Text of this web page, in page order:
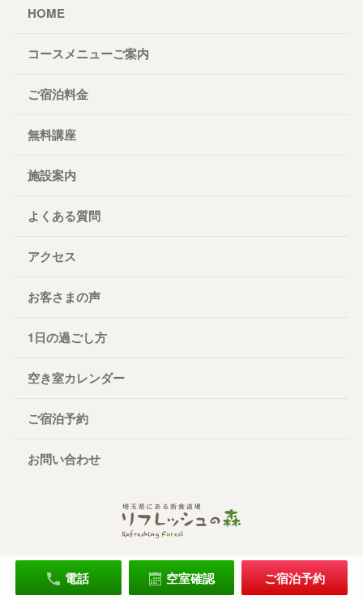
HOME
コースメニューご案内
ご宿泊料金
無料講座
施設案内
よくある質問
アクセス
お客さまの声
1日の過ごし方
空き室カレンダー
ご宿泊予約
お問い合わせ
電話 空室確認 ご宿泊予約